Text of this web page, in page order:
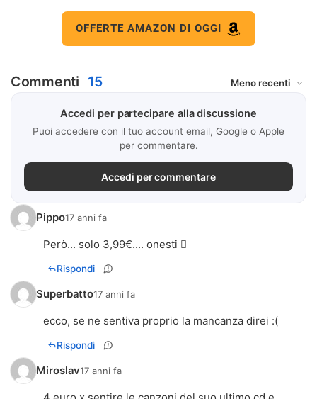
OFFERTE AMAZON DI OGGI
Commenti 15
Accedi per partecipare alla discussione
Puoi accedere con il tuo account email, Google o Apple
per commentare.
Accedi per commentare
Pippo17 anni fa
Però... solo 3,99€.... onesti 
Rispondi
Superbatto17 anni fa
ecco, se ne sentiva proprio la mancanza direi :(
Rispondi
Miroslav17 anni fa